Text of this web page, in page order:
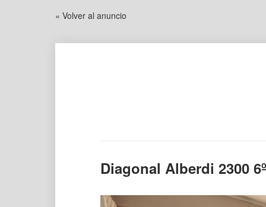
« Volver al anuncio
Diagonal Alberdi 2300 6º